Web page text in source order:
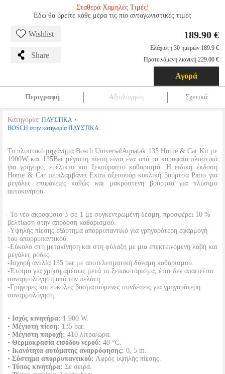
Σταθερά Χαμηλές Τιμές!
Εδώ θα βρείτε κάθε μέρα τις πιο ανταγωνιστικές τιμές
Wishlist
Share
189.90 €
Ελάχιστη 30 ημερών 189.9 €
Προτεινόμενη λιανική 229.00 €
Αγορά
Περιγραφή Αξιολόγηση Σχετικά
Κατηγορία: ΠΛΥΣΤΙΚΑ •
BOSCH στην κατηγορία ΠΛΥΣΤΙΚΑ
To πλυστικό μηχάνημα Bosch UniversalAquatak 135 Home & Car Kit με
1900W και 135Bar μέγιστη πίεση είναι ένα από τα κορυφαία πλυστικά
για γρήγορο, ευέλικτο και ξεκούραστο καθαρισμό. H ειδική έκδοση
Home & Car περιλαμβάνει Extra αξεσουάρ κυκλική βούρτσα Patio για
μεγάλες επιφάνειες καθώς και μακρόστενη βούρτσα για πλύσιμο
αυτοκινήτου.
-Το νέο ακροφύσιο 3-σε-1 με συγκεντρωμένη δέσμη, προσφέρει 10 %
βελτίωση στην απόδοση καθαρισμού.
-Υψηλής πίεσης εξάρτημα απορρυπαντικό για γρηγορότερη εφαρμογή
του απορρυπαντικού.
-Εύκολο στη μετακίνηση και στη φύλαξη με μια επεκτεινόμενη λαβή και
μεγάλες ρόδες.
-Ισχυρή αντλία 135 bar με αποτελεσματική δύναμη καθαρισμού.
-Έτοιμο για χρήση αμέσως μετά το ξεπακετάρισμα, έτσι δεν απαιτείται
συναρμολόγηση από τον πελάτη.
-Γρήγορες και εύκολες βυσματούμενες συνδέσεις για γρηγορότερη
συναρμολόγηση.
• Ισχύς κινητήρα: 1.900 W.
• Μέγιστη πίεση: 135 bar.
• Μέγιστη παροχή: 410 λίτρα/ώρα.
• Θερμοκρασία εισόδου νερού: 40 °C.
• Ικανότητα αυτόματης αναρρόφησης: 0, 5 m.
• Σύστημα απορρυπαντικού: Αφρός υψηλής πίεσης.
• Τύπος κινητήρα: Σε σειρά.